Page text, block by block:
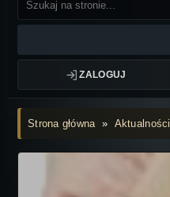
ZALOGUJ
Strona główna» Aktualności